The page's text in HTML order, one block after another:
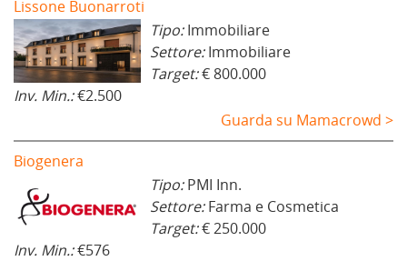
Lissone Buonarroti
Tipo:Immobiliare
Settore:Immobiliare
Target:€ 800.000
Inv. Min.:€2.500
Guarda su Mamacrowd >
Biogenera
Tipo:PMI Inn.
Settore:Farma e Cosmetica
Target:€ 250.000
Inv. Min.:€576